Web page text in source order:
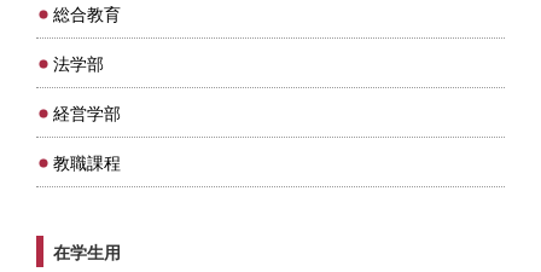
総合教育
法学部
経営学部
教職課程
在学生用